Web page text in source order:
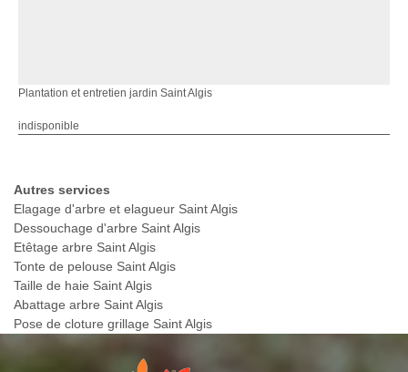
Plantation et entretien jardin Saint Algis
indisponible
Autres services
Elagage d'arbre et elagueur Saint Algis
Dessouchage d'arbre Saint Algis
Etêtage arbre Saint Algis
Tonte de pelouse Saint Algis
Taille de haie Saint Algis
Abattage arbre Saint Algis
Pose de cloture grillage Saint Algis